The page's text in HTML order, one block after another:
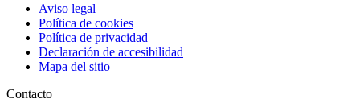
Aviso legal
Política de cookies
Política de privacidad
Declaración de accesibilidad
Mapa del sitio
Contacto